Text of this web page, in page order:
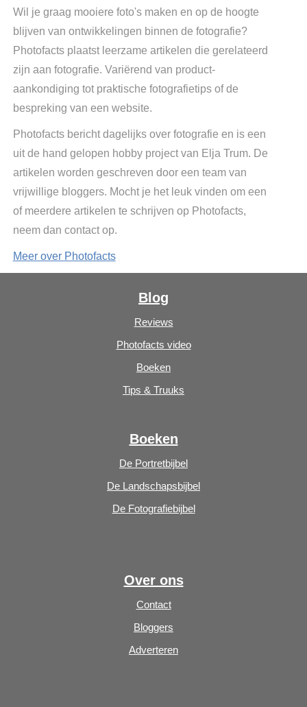
Wil je graag mooiere foto's maken en op de hoogte
blijven van ontwikkelingen binnen de fotografie?
Photofacts plaatst leerzame artikelen die gerelateerd
zijn aan fotografie. Variërend van product-
aankondiging tot praktische fotografietips of de
bespreking van een website.
Photofacts bericht dagelijks over fotografie en is een
uit de hand gelopen hobby project van Elja Trum. De
artikelen worden geschreven door een team van
vrijwillige bloggers. Mocht je het leuk vinden om een
of meerdere artikelen te schrijven op Photofacts,
neem dan contact op.
Meer over Photofacts
Blog
Reviews
Photofacts video
Boeken
Tips & Truuks
Boeken
De Portretbijbel
De Landschapsbijbel
De Fotografiebijbel
Over ons
Contact
Bloggers
Adverteren